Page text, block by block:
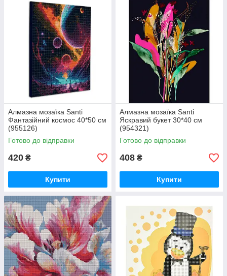
Алмазна мозаїка Santi
Фантазійний космос 40*50 см
(955126)
Готово до відправки
420 ₴
Купити
Алмазна мозаїка Santi
Яскравий букет 30*40 см
(954321)
Готово до відправки
408 ₴
Купити